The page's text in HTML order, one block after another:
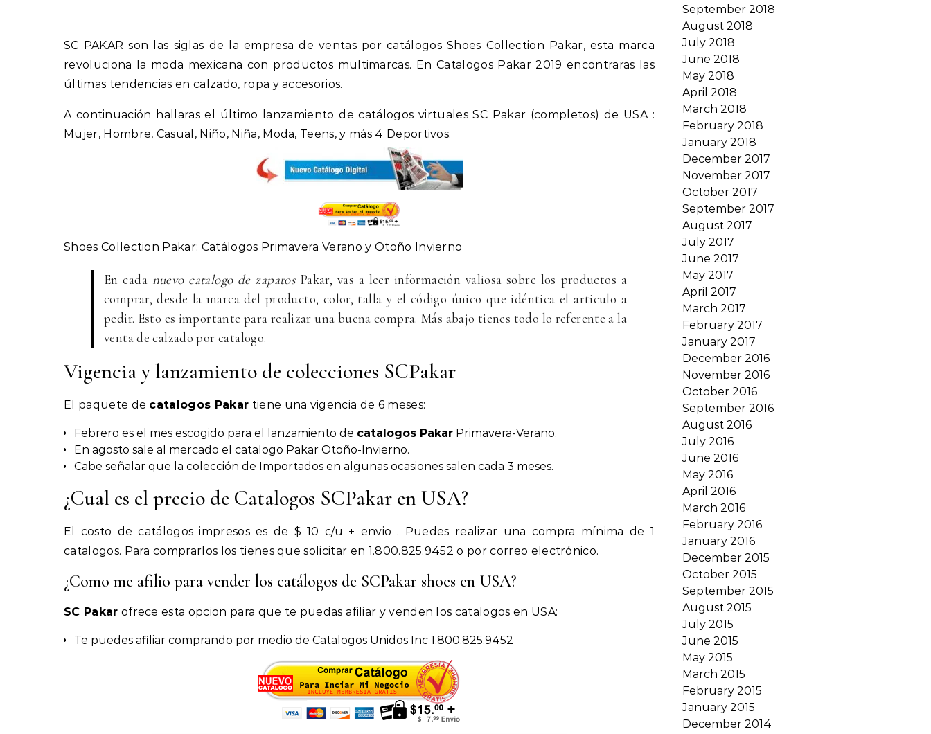
SC PAKAR son las siglas de la empresa de ventas por catálogos Shoes Collection Pakar, esta marca
revoluciona la moda mexicana con productos multimarcas. En Catalogos Pakar 2019 encontraras las
últimas tendencias en calzado, ropa y accesorios.
A continuación hallaras el último lanzamiento de catálogos virtuales SC Pakar (completos) de USA :
Mujer, Hombre, Casual, Niño, Niña, Moda, Teens, y más 4 Deportivos.
Shoes Collection Pakar: Catálogos Primavera Verano y Otoño Invierno
En cada nuevo catalogo de zapatosPakar, vas a leer información valiosa sobre los productos a
comprar, desde la marca del producto, color, talla y el código único que idéntica el articulo a
pedir. Esto es importante para realizar una buena compra. Más abajo tienes todo lo referente a la
venta de calzado por catalogo.
Vigencia y lanzamiento de colecciones SCPakar
El paquete de catalogos Pakar tiene una vigencia de 6 meses:
Febrero es el mes escogido para el lanzamiento de catalogos Pakar Primavera-Verano.
En agosto sale al mercado el catalogo Pakar Otoño-Invierno.
Cabe señalar que la colección de Importados en algunas ocasiones salen cada 3 meses.
¿Cual es el precio de Catalogos SCPakar en USA?
El costo de catálogos impresos es de $ 10 c/u + envio . Puedes realizar una compra mínima de 1
catalogos. Para comprarlos los tienes que solicitar en 1.800.825.9452 o por correo electrónico.
¿Como me afilio para vender los catálogos de SCPakar shoes en USA?
SC Pakar ofrece esta opcion para que te puedas afiliar y venden los catalogos en USA:
Te puedes afiliar comprando por medio de Catalogos Unidos Inc 1.800.825.9452
September 2018
August 2018
July 2018
June 2018
May 2018
April 2018
March 2018
February 2018
January 2018
December 2017
November 2017
October 2017
September 2017
August 2017
July 2017
June 2017
May 2017
April 2017
March 2017
February 2017
January 2017
December 2016
November 2016
October 2016
September 2016
August 2016
July 2016
June 2016
May 2016
April 2016
March 2016
February 2016
January 2016
December 2015
October 2015
September 2015
August 2015
July 2015
June 2015
May 2015
March 2015
February 2015
January 2015
December 2014